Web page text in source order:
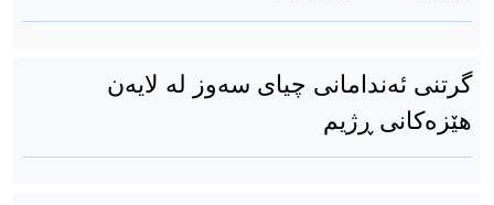
گرتنی ئەندامانی چیای سەوز لە لایەن
هێزەکانی ڕژیم